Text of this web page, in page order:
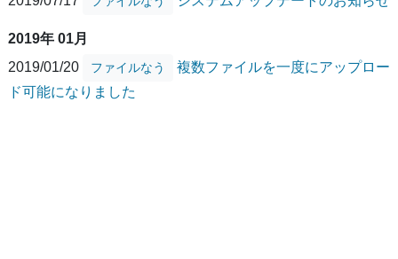
2019年 01月
2019/01/20
ファイルなう
複数ファイルを一度にアップロー
ド可能になりました